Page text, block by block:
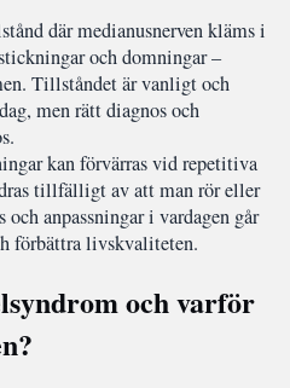
där medianusnerven kläms i
och domningar –
Tillståndet är vanligt och
men rätt diagnos och
kan förvärras vid repetitiva
tillfälligt av att man rör eller
anpassningar i vardagen går
förbättra livskvaliteten.
och varför